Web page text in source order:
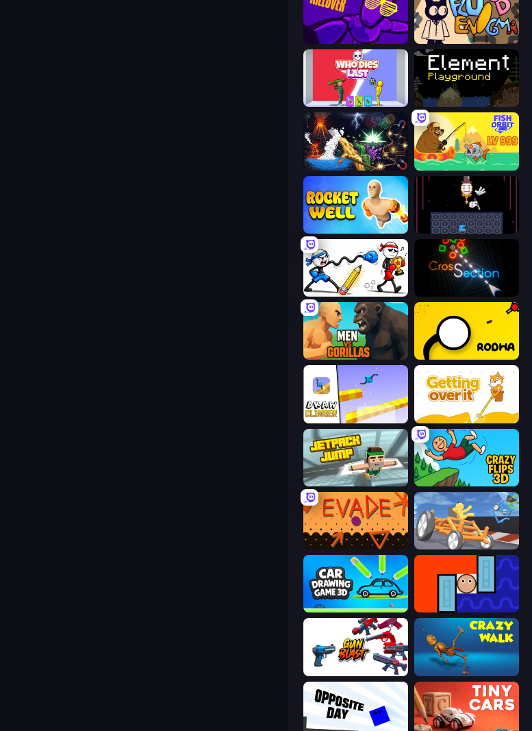
KILLOVER Fluid Enigma
Who Dies Last? Element Playground
Sandbox: Particle World Fish Orbit
Just One Boss
Doodle Smash Crossection
Men Vs Gorillas Rodha
Draw Climber Getting Over It
Jetpack Jump Crazy Flips 3D
Evade Draw Crash Race
Car Drawing Game 3D Lava and Aqua
Crazy Walk